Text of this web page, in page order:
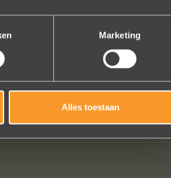
Marketing
Alles toestaan